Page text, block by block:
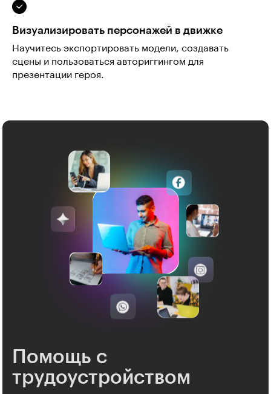
Визуализировать персонажей в движке
Научитесь экспортировать модели, создавать
сцены и пользоваться авториггингом для
презентации героя.
Помощь с
трудоустройством